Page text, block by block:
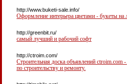
http://www.buketi-sale.info/
Оформление интерьера цветами - букеты на
http://greenbit.ru/
самый лучший и рабочий софт
http://ctroim.com/
Строительная доска объявлений ctroim.com
по строительству и ремонту.